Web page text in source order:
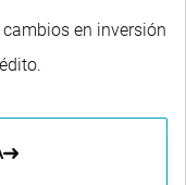
en inversión